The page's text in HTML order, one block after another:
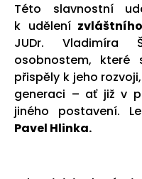
Této slavnostní
k udělení
JUDr. Vladimíra
osobnostem, které
přispěly k jeho
generaci – ať již v
jiného postavení.
Pavel Hlinka.